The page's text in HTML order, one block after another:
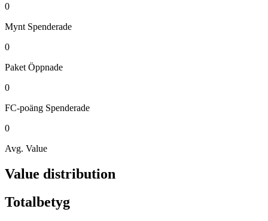
0
Mynt Spenderade
0
Paket Öppnade
0
FC-poäng Spenderade
0
Avg. Value
Value distribution
Totalbetyg